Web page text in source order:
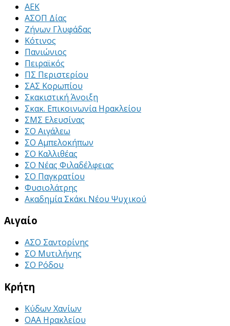
ΑΕΚ
ΑΣΟΠ Δίας
Ζήνων Γλυφάδας
Κότινος
Πανιώνιος
Πειραϊκός
ΠΣ Περιστερίου
ΣΑΣ Κορωπίου
Σκακιστική Άνοιξη
Σκακ. Επικοινωνία Ηρακλείου
ΣΜΣ Ελευσίνας
ΣΟ Αιγάλεω
ΣΟ Αμπελοκήπων
ΣΟ Καλλιθέας
ΣΟ Νέας Φιλαδέλφειας
ΣΟ Παγκρατίου
Φυσιολάτρης
Ακαδημία Σκάκι Νέου Ψυχικού
Αιγαίο
ΑΣΟ Σαντορίνης
ΣΟ Μυτιλήνης
ΣΟ Ρόδου
Κρήτη
Κύδων Χανίων
ΟΑΑ Ηρακλείου